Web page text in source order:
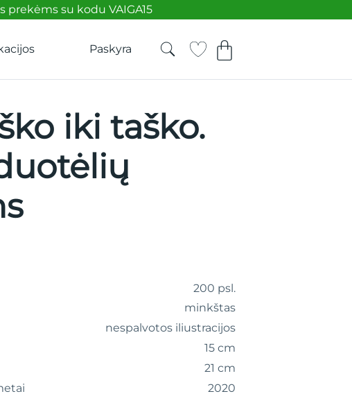
prekėms su kodu VAIGA15
Paskyra
iki taško.
200 psl.
minkštas
nespalvotos iliustracijos
15 cm
21 cm
2020